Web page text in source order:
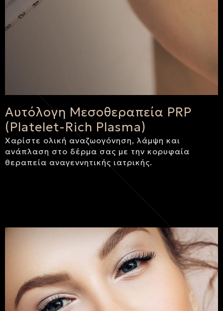
Αυτόλογη Μεσοθεραπεία PRP
(Platelet-Rich Plasma)
Χαρίστε ολική αναζωογόνηση, λάμψη και
ανάπλαση στο δέρμα σας με την κορυφαία
θεραπεία αναγεννητικής ιατρικής.